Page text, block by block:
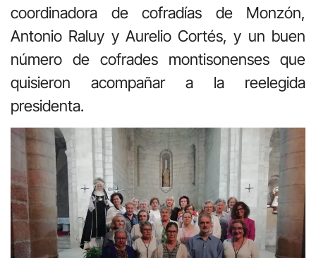
coordinadora de cofradías de Monzón,
Antonio Raluy y Aurelio Cortés, y un buen
número de cofrades montisonenses que
quisieron acompañar a la reelegida
presidenta.